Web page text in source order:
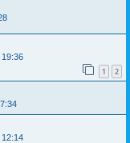
19:36
1 2
12:14